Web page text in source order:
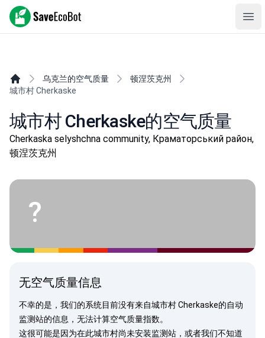
SaveEcoBot
乌克兰的空气质量
顿涅茨克州
城市村 Cherkaske
城市村 Cherkaske的空气质量
Cherkaska selyshchna community, Краматорський район,
顿涅茨克州
?
无空气质量信息
不幸的是，我们的系统目前没有来自城市村 Cherkaske的自动
监测站的信息，无法计算空气质量指数。
这很可能是因为在此城市村尚未安装监测站，或者我们不知道